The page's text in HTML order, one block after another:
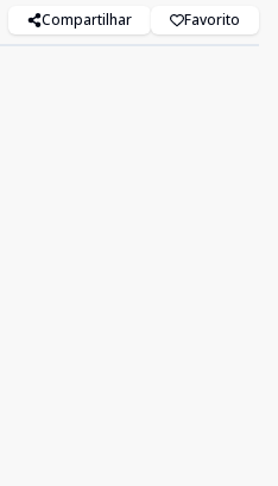
Compartilhar Favorito